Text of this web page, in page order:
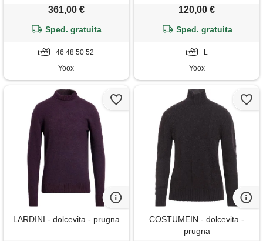
361,00 €
Sped. gratuita
46 48 50 52
Yoox
120,00 €
Sped. gratuita
L
Yoox
LARDINI - dolcevita - prugna
COSTUMEIN - dolcevita -
prugna